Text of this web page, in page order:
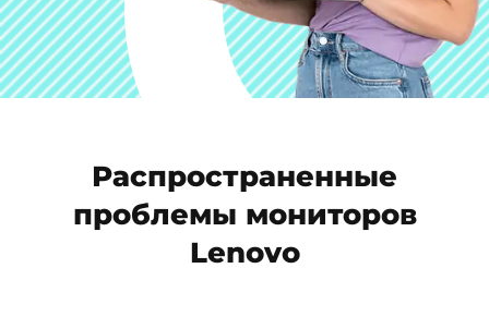
Распространенные
проблемы мониторов
Lenovo